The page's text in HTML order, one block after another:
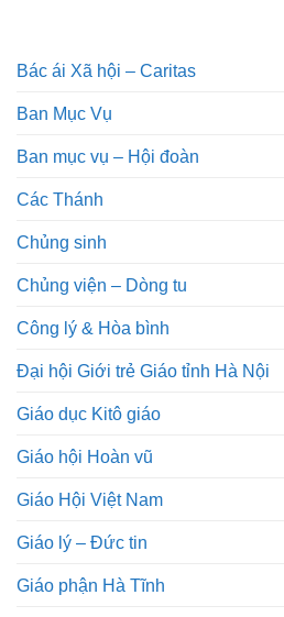
Bác ái Xã hội – Caritas
Ban Mục Vụ
Ban mục vụ – Hội đoàn
Các Thánh
Chủng sinh
Chủng viện – Dòng tu
Công lý & Hòa bình
Đại hội Giới trẻ Giáo tỉnh Hà Nội
Giáo dục Kitô giáo
Giáo hội Hoàn vũ
Giáo Hội Việt Nam
Giáo lý – Đức tin
Giáo phận Hà Tĩnh